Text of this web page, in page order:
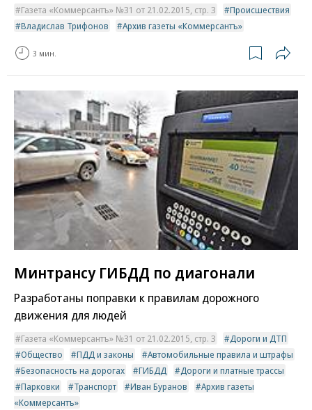
Газета «Коммерсантъ» №31 от 21.02.2015, стр. 3
Происшествия
Владислав Трифонов
Архив газеты «Коммерсантъ»
3 мин.
Минтрансу ГИБДД по диагонали
Разработаны поправки к правилам дорожного
движения для людей
Газета «Коммерсантъ» №31 от 21.02.2015, стр. 3
Дороги и ДТП
Общество
ПДД и законы
Автомобильные правила и штрафы
Безопасность на дорогах
ГИБДД
Дороги и платные трассы
Парковки
Транспорт Иван Буранов
Архив газеты
«Коммерсантъ»